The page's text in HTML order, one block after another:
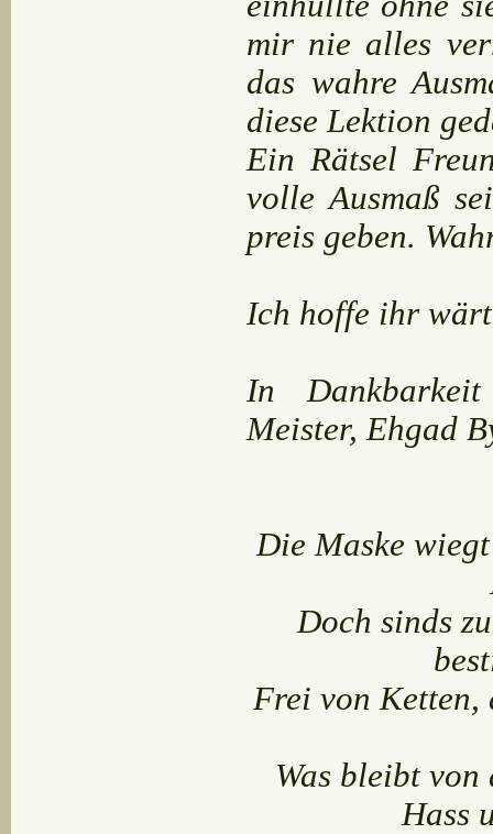
mir nie alles
das wahre
diese Lektion
Ein Rätsel
volle Ausmaß
preis geben.
Ich hoffe ihr
In
Meister, Ehgad
Die Maske
Doch sinds
Frei von Ketten,
Was bleibt
Hass